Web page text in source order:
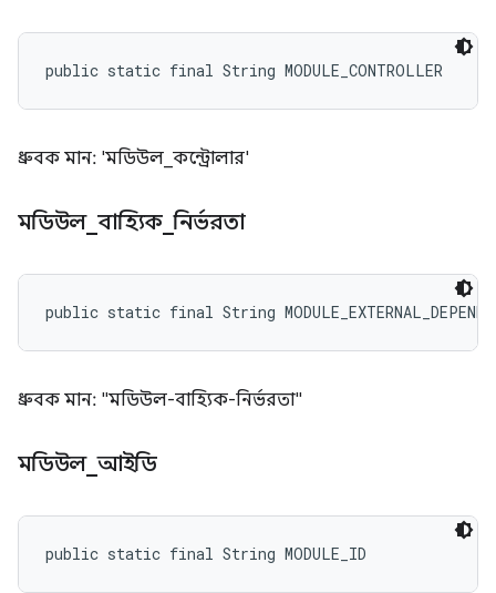
public static final String MODULE_CONTROLLER
ধ্রুবক মান: 'মডিউল_কন্ট্রোলার'
মডিউল_ বাহ্যিক _নির্ভরতা
public static final String
ধ্রুবক মান: "মডিউল-বাহ্যিক-নির্ভরতা"
মডিউল_আইডি
public static final String MODULE_ID